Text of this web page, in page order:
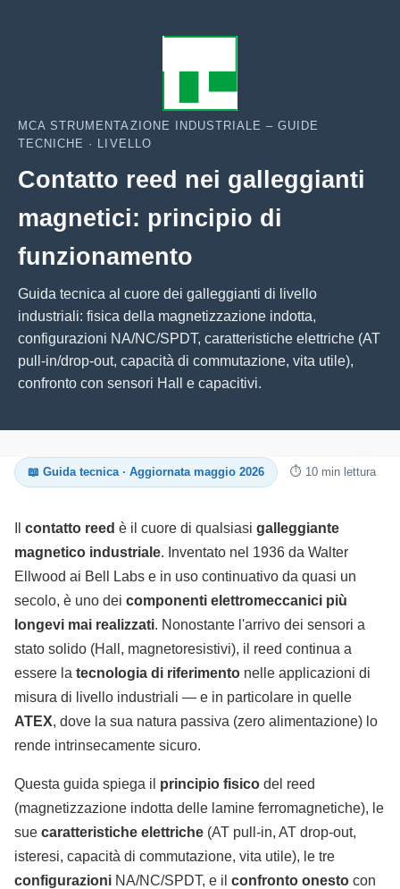
MCA STRUMENTAZIONE INDUSTRIALE – GUIDE
TECNICHE · LIVELLO
Contatto reed nei galleggianti
magnetici: principio di
funzionamento
Guida tecnica al cuore dei galleggianti di livello
industriali: fisica della magnetizzazione indotta,
configurazioni NA/NC/SPDT, caratteristiche elettriche (AT
pull-in/drop-out, capacità di commutazione, vita utile),
confronto con sensori Hall e capacitivi.
📖 Guida tecnica · Aggiornata maggio 2026 ⏱ 10 min lettura
contatto reed è il cuore di qualsiasi galleggiante
magnetico industriale. Inventato nel 1936 da Walter
Ellwood ai Bell Labs e in uso continuativo da quasi un
secolo, è uno dei componenti elettromeccanici più
longevi mai realizzati. Nonostante l'arrivo dei sensori a
stato solido (Hall, magnetoresistivi), il reed continua a
essere la tecnologia di riferimento nelle applicazioni di
misura di livello industriali — e in particolare in quelle
ATEX, dove la sua natura passiva (zero alimentazione) lo
rende intrinsecamente sicuro.
Questa guida spiega il principio fisico del reed
(magnetizzazione indotta delle lamine ferromagnetiche), le
sue caratteristiche elettriche (AT pull-in, AT drop-out,
isteresi, capacità di commutazione, vita utile), le tre
configurazioni NA/NC/SPDT, e il confronto onesto con